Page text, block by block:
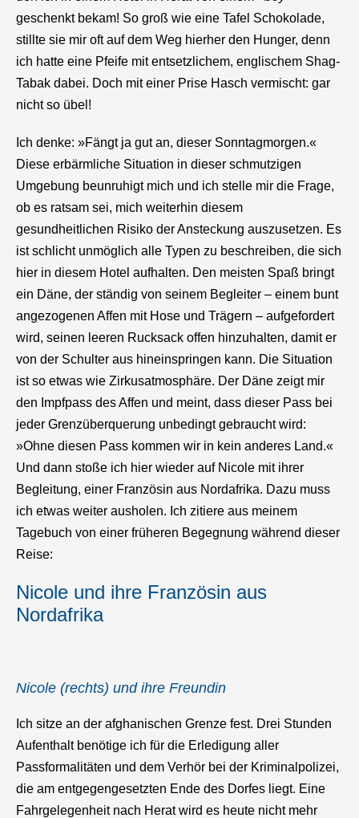
geschenkt bekam! So groß wie eine Tafel Schokolade,
stillte sie mir oft auf dem Weg hierher den Hunger, denn
ich hatte eine Pfeife mit entsetzlichem, englischem Shag-
Tabak dabei. Doch mit einer Prise Hasch vermischt: gar
nicht so übel!
Ich denke: »Fängt ja gut an, dieser Sonntagmorgen.«
Diese erbärmliche Situation in dieser schmutzigen
Umgebung beunruhigt mich und ich stelle mir die Frage,
ob es ratsam sei, mich weiterhin diesem
gesundheitlichen Risiko der Ansteckung auszusetzen. Es
ist schlicht unmöglich alle Typen zu beschreiben, die sich
hier in diesem Hotel aufhalten. Den meisten Spaß bringt
ein Däne, der ständig von seinem Begleiter – einem bunt
angezogenen Affen mit Hose und Trägern – aufgefordert
wird, seinen leeren Rucksack offen hinzuhalten, damit er
von der Schulter aus hineinspringen kann. Die Situation
ist so etwas wie Zirkusatmosphäre. Der Däne zeigt mir
den Impfpass des Affen und meint, dass dieser Pass bei
jeder Grenzüberquerung unbedingt gebraucht wird:
»Ohne diesen Pass kommen wir in kein anderes Land.«
Und dann stoße ich hier wieder auf Nicole mit ihrer
Begleitung, einer Französin aus Nordafrika. Dazu muss
ich etwas weiter ausholen. Ich zitiere aus meinem
Tagebuch von einer früheren Begegnung während dieser
Reise:
Nicole und ihre Französin aus
Nordafrika
Nicole (rechts) und ihre Freundin
Ich sitze an der afghanischen Grenze fest. Drei Stunden
Aufenthalt benötige ich für die Erledigung aller
Passformalitäten und dem Verhör bei der Kriminalpolizei,
die am entgegengesetzten Ende des Dorfes liegt. Eine
Fahrgelegenheit nach Herat wird es heute nicht mehr